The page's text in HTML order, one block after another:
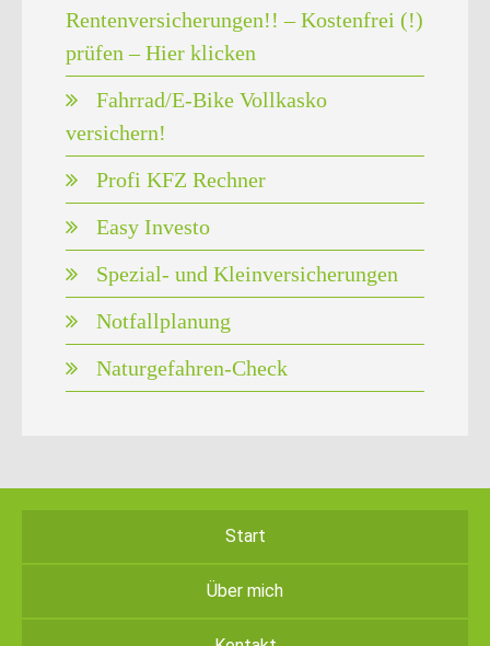
Rentenversicherungen!! – Kostenfrei (!)
prüfen – Hier klicken
Fahrrad/E-Bike Vollkasko
versichern!
Profi KFZ Rechner
Easy Investo
Spezial- und Kleinversicherungen
Notfallplanung
Naturgefahren-Check
Start
Über mich